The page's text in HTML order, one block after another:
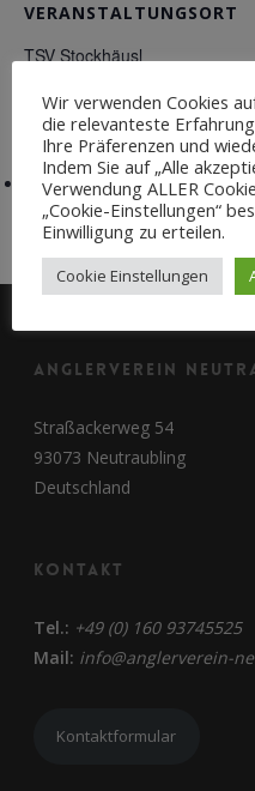
VERANSTALTUNGSORT
TSV Stockhäusl
Neutraubling, 93073 Google
Jugendangeln
Anglerverein
Straßackerweg 54
93073 Neutraubling
Deutschland
Kontakt
Tel.: +49 (0) 160 93745525
Mail: info@anglerverein-
Kontaktformular
Wir verwenden Cookies
die relevanteste
Ihre Präferenzen und
Indem Sie auf „Alle
Verwendung ALLER
„Cookie-Einstellungen“
Einwilligung zu erteilen.
Cookie Einstellungen